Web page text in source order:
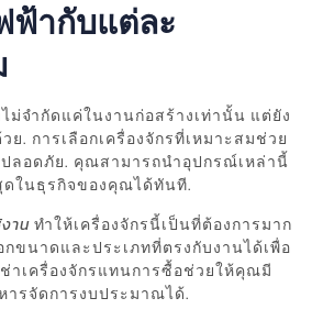
ฟ้ากับแต่ละ
ม่จำกัดแค่ในงานก่อสร้างเท่านั้น แต่ยัง
ย. การเลือกเครื่องจักรที่เหมาะสมช่วย
ลอดภัย. คุณสามารถนำอุปกรณ์เหล่านี้
ในธุรกิจของคุณได้ทันที.
านทำให้เครื่องจักรนี้เป็นที่ต้องการมาก
ขนาดและประเภทที่ตรงกับงานได้เพื่อ
าเครื่องจักรแทนการซื้อช่วยให้คุณมี
รจัดการงบประมาณได้.